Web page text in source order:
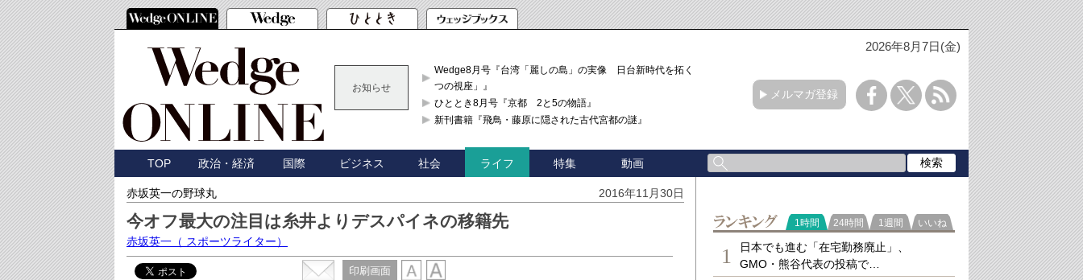
2026年8月7日(金)
お知らせ
Wedge8月号『台湾「麗しの島」の実像 日台新時代を拓く「3
つの視座」』
ひととき8月号『京都 2と5の物語』
新刊書籍『飛鳥・藤原に隠された古代宮都の謎』
メルマガ登録
TOP 政治・経済 国際 ビジネス 社会 ライフ 特集 動画
赤坂英一の野球丸 2016年11月30日
今オフ最大の注目は糸井よりデスパイネの移籍先
赤坂英一 （ スポーツライター）
印刷画面
ランキング
1時間 24時間 1週間 いいね
1
日本でも進む「在宅勤務廃止」、
GMO・熊谷代表の投稿で…